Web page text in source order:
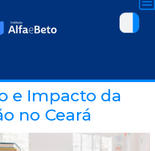
e Impacto da
no Ceará